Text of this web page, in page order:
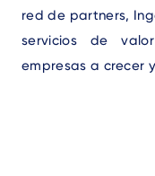
red de partners,
servicios de
empresas a crecer